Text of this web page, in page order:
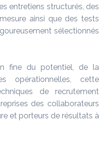
entretiens structurés, des
ainsi que des tests
sélectionnés
fine du potentiel, de la
opérationnelles, cette
de recrutement
des collaborateurs
et porteurs de résultats à